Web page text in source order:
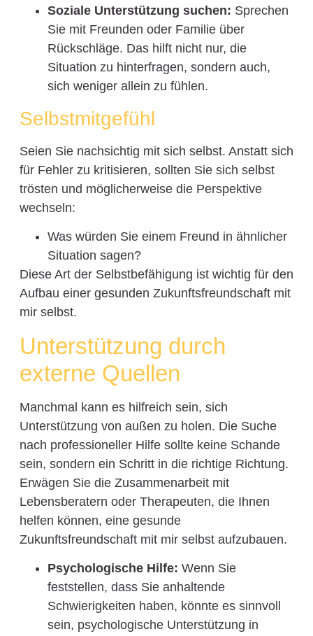
Soziale Unterstützung suchen: Sprechen
Sie mit Freunden oder Familie über
Rückschläge. Das hilft nicht nur, die
Situation zu hinterfragen, sondern auch,
sich weniger allein zu fühlen.
Selbstmitgefühl
Seien Sie nachsichtig mit sich selbst. Anstatt sich
für Fehler zu kritisieren, sollten Sie sich selbst
trösten und möglicherweise die Perspektive
wechseln:
Was würden Sie einem Freund in ähnlicher
Situation sagen?
Diese Art der Selbstbefähigung ist wichtig für den
Aufbau einer gesunden Zukunftsfreundschaft mit
mir selbst.
Unterstützung durch
externe Quellen
Manchmal kann es hilfreich sein, sich
Unterstützung von außen zu holen. Die Suche
nach professioneller Hilfe sollte keine Schande
sein, sondern ein Schritt in die richtige Richtung.
Erwägen Sie die Zusammenarbeit mit
Lebensberatern oder Therapeuten, die Ihnen
helfen können, eine gesunde
Zukunftsfreundschaft mit mir selbst aufzubauen.
Psychologische Hilfe: Wenn Sie
feststellen, dass Sie anhaltende
Schwierigkeiten haben, könnte es sinnvoll
sein, psychologische Unterstützung in